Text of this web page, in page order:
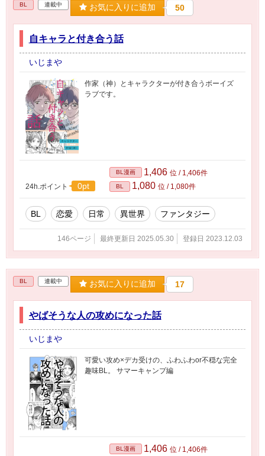
BL 連載中 お気に入りに追加 50
自キャラと付き合う話
いじまや
作家（神）とキャラクターが付き合うボーイズ
ラブです。
24h.ポイント 0pt
BL漫画 1,406 位 / 1,406件
BL 1,080 位 / 1,080件
BL 恋愛 日常 異世界 ファンタジー
146ページ 最終更新日 2025.05.30 登録日 2023.12.03
BL 連載中 お気に入りに追加 17
やばそうな人の攻めになった話
いじまや
可愛い攻め×デカ受けの、ふわふわor不穏な完全
趣味BL。 サマーキャンプ編
BL漫画 1,406 位 / 1,406件